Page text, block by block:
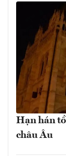
Hạn hán
châu Âu